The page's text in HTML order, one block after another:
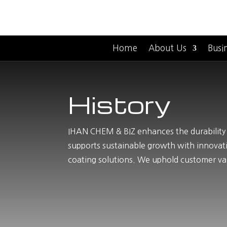
Home About Us
History
IHAN CHEM & BIZ enhances the
supports sustainable growth with
coating solutions. We uphold customer